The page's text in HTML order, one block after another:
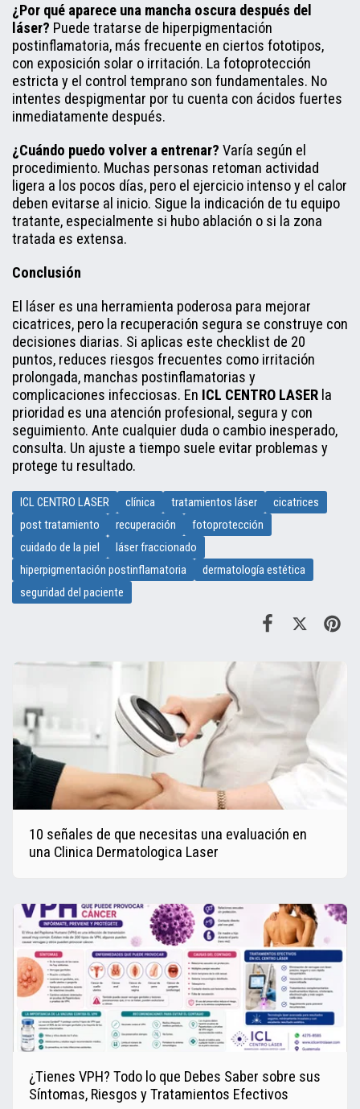
¿Por qué aparece una mancha oscura después del
láser? Puede tratarse de hiperpigmentación
postinflamatoria, más frecuente en ciertos fototipos,
con exposición solar o irritación. La fotoprotección
estricta y el control temprano son fundamentales. No
intentes despigmentar por tu cuenta con ácidos fuertes
inmediatamente después.
¿Cuándo puedo volver a entrenar? Varía según el
procedimiento. Muchas personas retoman actividad
ligera a los pocos días, pero el ejercicio intenso y el calor
deben evitarse al inicio. Sigue la indicación de tu equipo
tratante, especialmente si hubo ablación o si la zona
tratada es extensa.
Conclusión
El láser es una herramienta poderosa para mejorar
cicatrices, pero la recuperación segura se construye con
decisiones diarias. Si aplicas este checklist de 20
puntos, reduces riesgos frecuentes como irritación
prolongada, manchas postinflamatorias y
complicaciones infecciosas. En ICL CENTRO LASER la
prioridad es una atención profesional, segura y con
seguimiento. Ante cualquier duda o cambio inesperado,
consulta. Un ajuste a tiempo suele evitar problemas y
protege tu resultado.
ICL CENTRO LASER clínica tratamientos láser
cicatrices
post tratamiento
recuperación
fotoprotección
cuidado de la piel
láser fraccionado
hiperpigmentación postinflamatoria
dermatología estética
seguridad del paciente
10 señales de que necesitas una evaluación en
una Clinica Dermatologica Laser
¿Tienes VPH? Todo lo que Debes Saber sobre sus
Síntomas, Riesgos y Tratamientos Efectivos